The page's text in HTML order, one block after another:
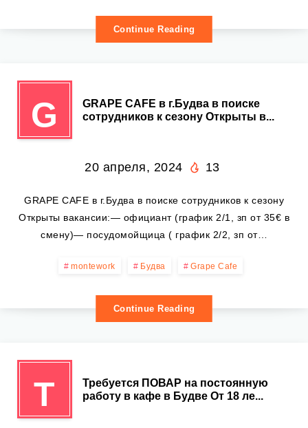
Continue Reading
G
GRAPE CAFE в г.Будва в поиске
сотрудников к сезону Открыты в...
20 апреля, 2024 13
GRAPE CAFE в г.Будва в поиске сотрудников к сезону
Открыты вакансии:— официант (график 2/1, зп от 35€ в
смену)— посудомойщица ( график 2/2, зп от…
montework Будва Grape Cafe
Continue Reading
Т
Требуется ПОВАР на постоянную
работу в кафе в Будве От 18 ле...